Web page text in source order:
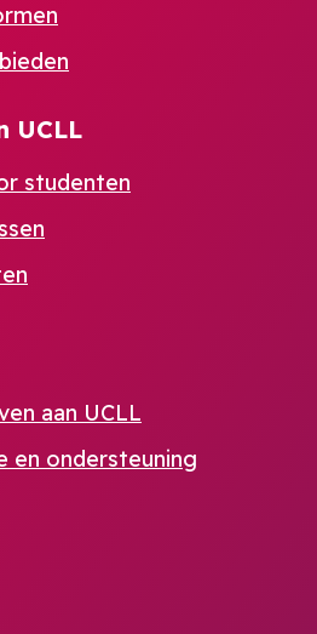
UCLL
studenten
aan UCLL
en ondersteuning